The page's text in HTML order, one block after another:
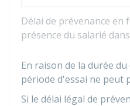
Délai de prévenance en
présence du salarié
En raison de la durée
période d'essai ne peut
Si le délai légal de